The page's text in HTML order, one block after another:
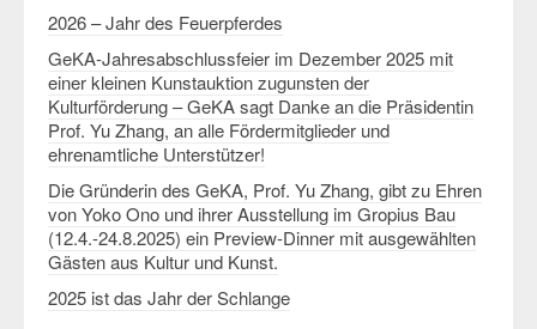
2026 – Jahr des Feuerpferdes
GeKA-Jahresabschlussfeier im Dezember 2025 mit
einer kleinen Kunstauktion zugunsten der
Kulturförderung – GeKA sagt Danke an die Präsidentin
Prof. Yu Zhang, an alle Fördermitglieder und
ehrenamtliche Unterstützer!
Die Gründerin des GeKA, Prof. Yu Zhang, gibt zu Ehren
von Yoko Ono und ihrer Ausstellung im Gropius Bau
(12.4.-24.8.2025) ein Preview-Dinner mit ausgewählten
Gästen aus Kultur und Kunst.
2025 ist das Jahr der Schlange